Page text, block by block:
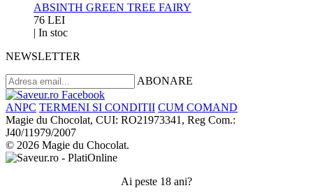
ABSINTH GREEN TREE FAIRY
76 LEI
| In stoc
NEWSLETTER
ABONARE
ANPC TERMENI SI CONDITII CUM COMAND
Magie du Chocolat, CUI: RO21973341, Reg Com.:
J40/11979/2007
© 2026 Magie du Chocolat.
Ai peste 18 ani?